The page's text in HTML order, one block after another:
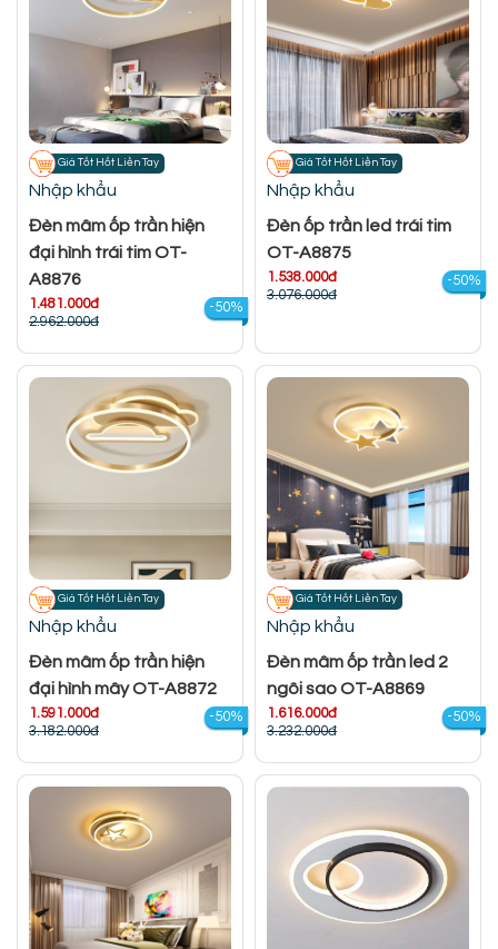
Giá Tốt Hốt Liền Tay
Nhập khẩu
Đèn mâm ốp trần hiện
đại hình trái tim OT-
A8876
1.481.000đ
2.962.000đ
-50%
Giá Tốt Hốt Liền Tay
Nhập khẩu
Đèn ốp trần led trái tim
OT-A8875
1.538.000đ
3.076.000đ
-50%
Giá Tốt Hốt Liền Tay
Nhập khẩu
Đèn mâm ốp trần hiện
đại hình mây OT-A8872
1.591.000đ
3.182.000đ
-50%
Giá Tốt Hốt Liền Tay
Nhập khẩu
Đèn mâm ốp trần led 2
ngôi sao OT-A8869
1.616.000đ
3.232.000đ
-50%